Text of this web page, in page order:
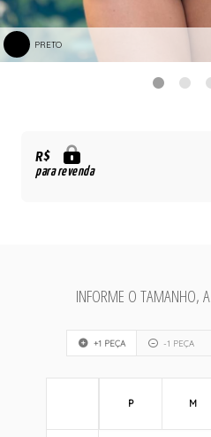
PRETO
R$
para revenda
INFORME O TAMANHO,
+1 PEÇA -1 PEÇA
P M